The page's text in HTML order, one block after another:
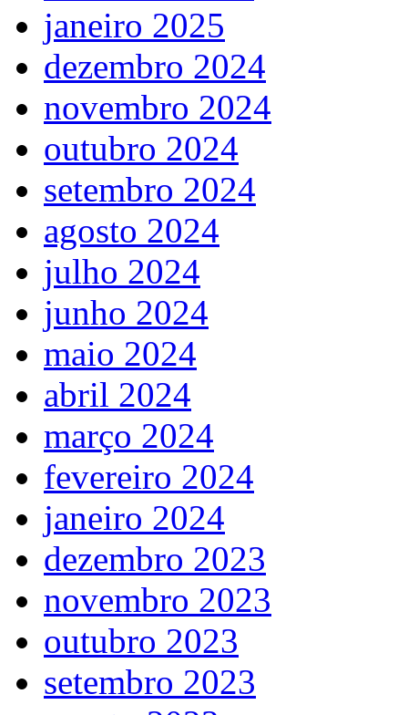
janeiro 2025
dezembro 2024
novembro 2024
outubro 2024
setembro 2024
agosto 2024
julho 2024
junho 2024
maio 2024
abril 2024
março 2024
fevereiro 2024
janeiro 2024
dezembro 2023
novembro 2023
outubro 2023
setembro 2023